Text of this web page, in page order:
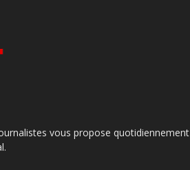
vous propose quotidiennement